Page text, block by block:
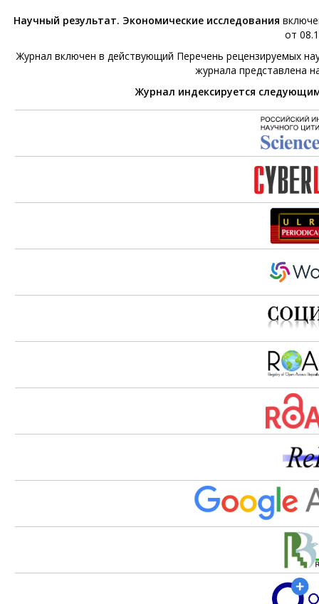
Научный результат. Экономические исследования
от
Журнал включен в действующий Перечень рецензируемых
журнала представлена
Журнал индексируется